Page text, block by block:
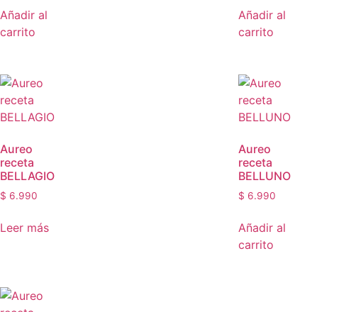
Añadir al
carrito
Añadir al
carrito
Aureo
receta
BELLAGIO
$ 6.990
Leer más
Aureo
receta
BELLUNO
$ 6.990
Añadir al
carrito